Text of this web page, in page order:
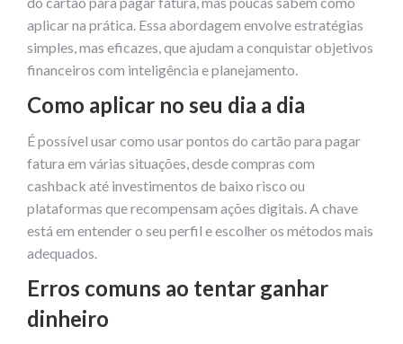
aplicar na prática. Essa abordagem envolve estratégias
simples, mas eficazes, que ajudam a conquistar objetivos
financeiros com inteligência e planejamento.
Como aplicar no seu dia a dia
É possível usar como usar pontos do cartão para pagar
fatura em várias situações, desde compras com
cashback até investimentos de baixo risco ou
plataformas que recompensam ações digitais. A chave
está em entender o seu perfil e escolher os métodos mais
adequados.
Erros comuns ao tentar ganhar
dinheiro